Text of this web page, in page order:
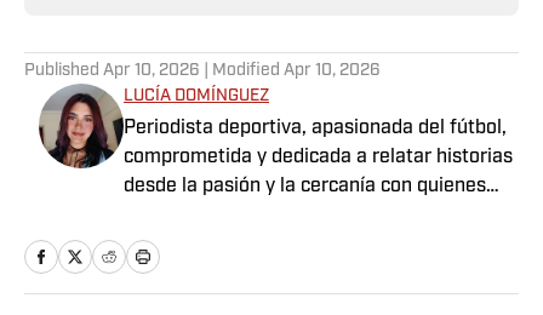
Published Apr 10, 2026 | Modified Apr 10, 2026
LUCÍA DOMÍNGUEZ
Periodista deportiva, apasionada del fútbol,
comprometida y dedicada a relatar historias
desde la pasión y la cercanía con quienes